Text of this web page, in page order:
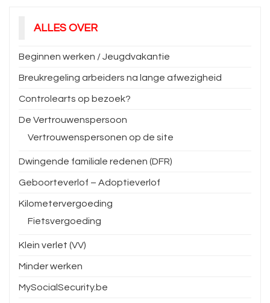
ALLES OVER
Beginnen werken / Jeugdvakantie
Breukregeling arbeiders na lange afwezigheid
Controlearts op bezoek?
De Vertrouwenspersoon
Vertrouwenspersonen op de site
Dwingende familiale redenen (DFR)
Geboorteverlof – Adoptieverlof
Kilometervergoeding
Fietsvergoeding
Klein verlet (VV)
Minder werken
MySocialSecurity.be